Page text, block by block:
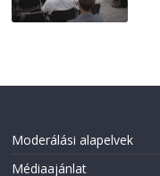
Moderálási alapelvek
Médiaajánlat